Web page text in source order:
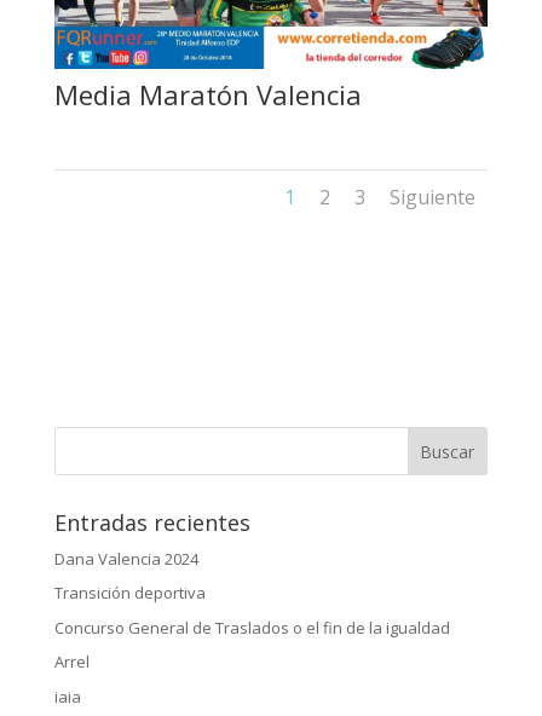
Media Maratón Valencia
1 2 3 Siguiente
Entradas recientes
Dana Valencia 2024
Transición deportiva
Concurso General de Traslados o el fin de la igualdad
Arrel
iaia